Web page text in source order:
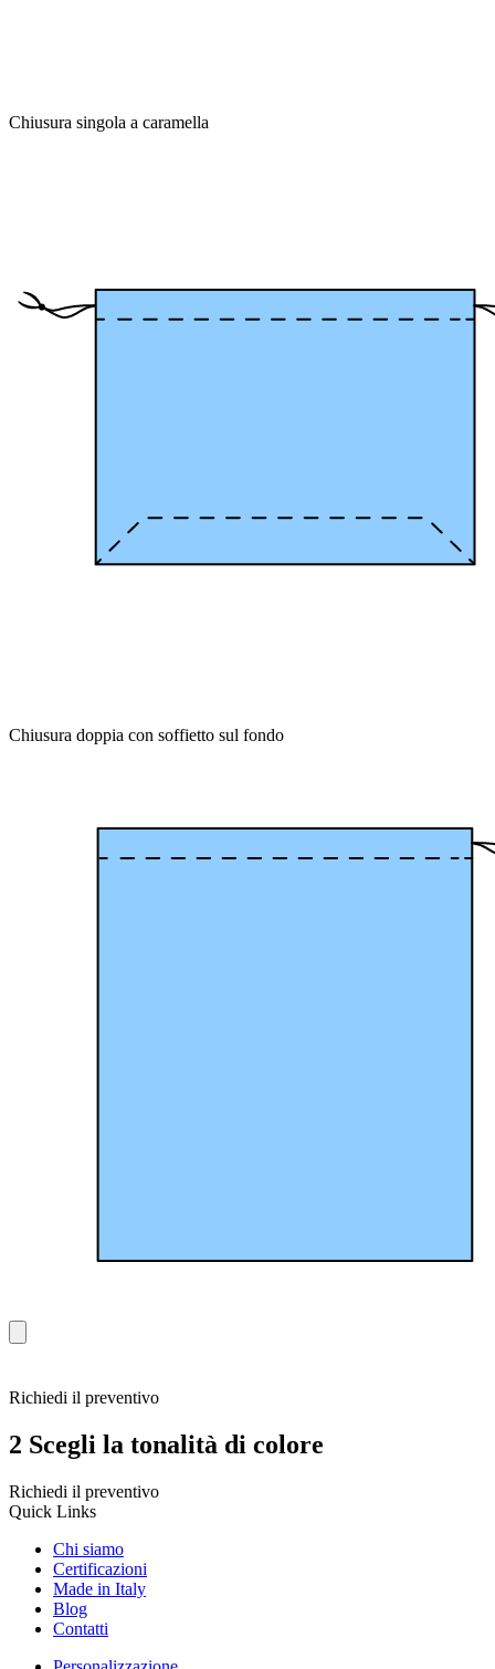
Chiusura singola a caramella
Chiusura doppia con soffietto sul fondo
Richiedi il preventivo
2 Scegli la tonalità di colore
Richiedi il preventivo
Quick Links
Chi siamo
Certificazioni
Made in Italy
Blog
Contatti